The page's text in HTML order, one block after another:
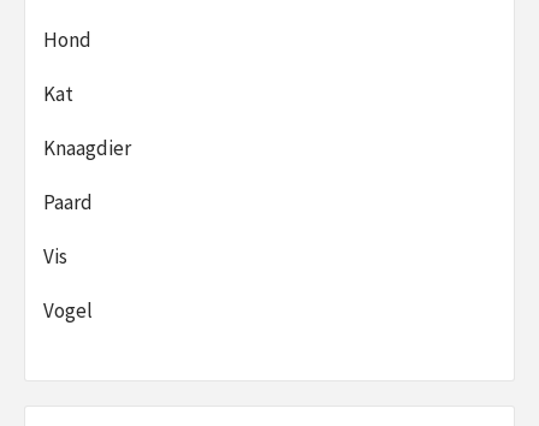
Hond
Kat
Knaagdier
Paard
Vis
Vogel